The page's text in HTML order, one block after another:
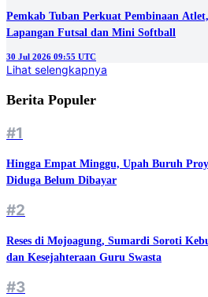
Pemkab Tuban Perkuat Pembinaan
Lapangan Futsal dan Mini Softball
30 Jul 2026 09:55 UTC
Lihat selengkapnya
Berita Populer
#1
Hingga Empat Minggu, Upah Buruh
Diduga Belum Dibayar
#2
Reses di Mojoagung, Sumardi Soroti
dan Kesejahteraan Guru Swasta
#3